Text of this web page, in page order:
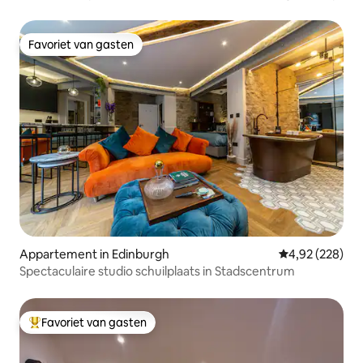
Favoriet van gasten
Favoriet van gasten
Appartement in Edinburgh Gemiddelde
4,92 (228)
Spectaculaire studio schuilplaats in Stadscentrum
Topfavoriet van gasten
Favoriet van gasten